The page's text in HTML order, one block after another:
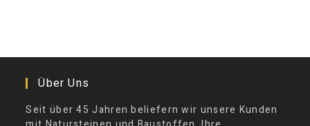
Über Uns
Seit über 45 Jahren beliefern wir unsere Kunden